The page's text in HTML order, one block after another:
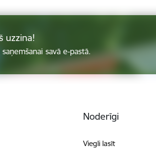
uzzina!
savā e-pastā.
Noderīgi
Viegli lasīt